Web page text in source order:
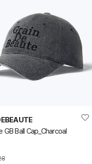
GB Ball Cap_Charcoal